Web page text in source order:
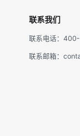
联系我们
联系电话：
联系邮箱：